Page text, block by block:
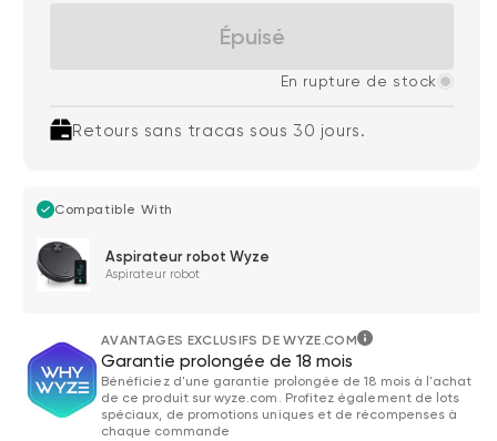
Épuisé
En rupture de stock
Retours sans tracas sous 30 jours.
Compatible With
Aspirateur robot Wyze
Aspirateur robot
AVANTAGES EXCLUSIFS DE WYZE.COM
Garantie prolongée de 18 mois
Bénéficiez d'une garantie prolongée de 18 mois à l'achat
de ce produit sur wyze.com. Profitez également de lots
spéciaux, de promotions uniques et de récompenses à
chaque commande
63,96 $US